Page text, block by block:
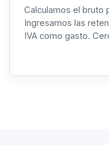
Calculamos el bruto
Ingresamos las
IVA como gasto.